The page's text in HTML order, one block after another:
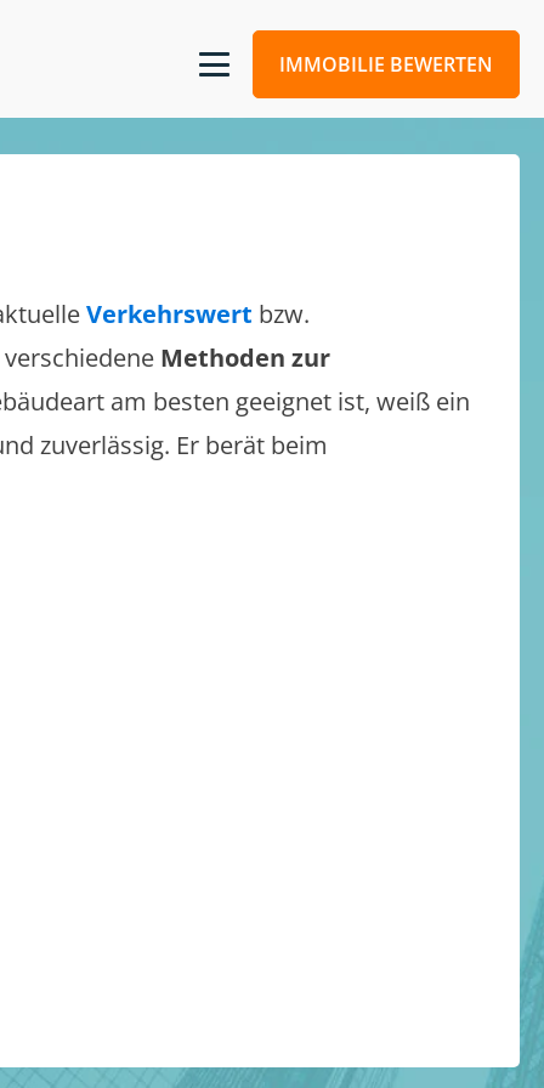
IMMOBILIE BEWERTEN
Verkehrswert bzw.
Methoden zur
am besten geeignet ist, weiß ein
zuverlässig. Er berät beim